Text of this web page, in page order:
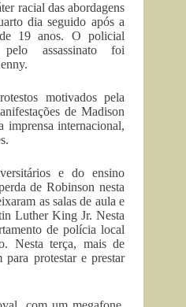
racial das abordagens
dia seguido após a
19 anos. O policial
pelo assassinato foi
motivados pela
de Madison
imprensa internacional,
e do ensino
de Robinson nesta
as salas de aula e
Luther King Jr. Nesta
de polícia local
Nesta terça, mais de
para protestar e prestar